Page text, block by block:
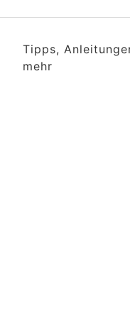
Tipps,
mehr